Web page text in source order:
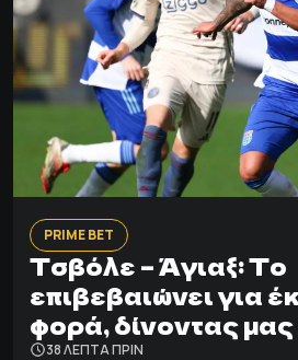
PRIME BET
Τσβόλε – Άγιαξ: Το
επιβεβαιώνει για
φορά, δίνοντας
38 ΛΕΠΤΑ ΠΡΙΝ